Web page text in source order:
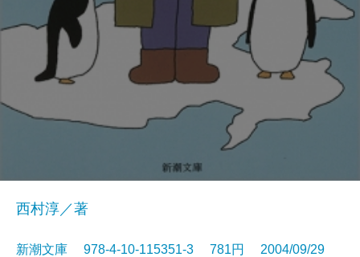
西村淳／著
新潮文庫 978-4-10-115351-3 781円 2004/09/29